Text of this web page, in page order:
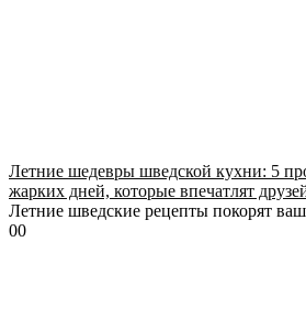
Летние шедевры шведской кухни: 5
жарких дней, которые впечатлят
Летние шведские рецепты покорят
00